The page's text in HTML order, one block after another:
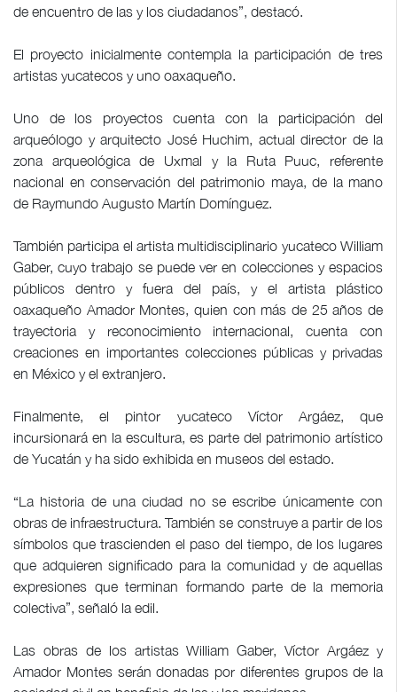
de encuentro de las y los ciudadanos”, destacó.
El proyecto inicialmente contempla la participación de tres
artistas yucatecos y uno oaxaqueño.
Uno de los proyectos cuenta con la participación del
arqueólogo y arquitecto José Huchim, actual director de la
zona arqueológica de Uxmal y la Ruta Puuc, referente
nacional en conservación del patrimonio maya, de la mano
de Raymundo Augusto Martín Domínguez.
También participa el artista multidisciplinario yucateco William
Gaber, cuyo trabajo se puede ver en colecciones y espacios
públicos dentro y fuera del país, y el artista plástico
oaxaqueño Amador Montes, quien con más de 25 años de
trayectoria y reconocimiento internacional, cuenta con
creaciones en importantes colecciones públicas y privadas
en México y el extranjero.
Finalmente, el pintor yucateco Víctor Argáez, que
incursionará en la escultura, es parte del patrimonio artístico
de Yucatán y ha sido exhibida en museos del estado.
“La historia de una ciudad no se escribe únicamente con
obras de infraestructura. También se construye a partir de los
símbolos que trascienden el paso del tiempo, de los lugares
que adquieren significado para la comunidad y de aquellas
expresiones que terminan formando parte de la memoria
colectiva”, señaló la edil.
Las obras de los artistas William Gaber, Víctor Argáez y
Amador Montes serán donadas por diferentes grupos de la